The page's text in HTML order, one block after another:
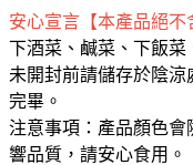
安心宣言【本產品絕不
下酒菜、鹹菜、下飯菜
未開封前請儲存於陰涼
完畢。
注意事項：產品顏色
響品質，請安心食用。